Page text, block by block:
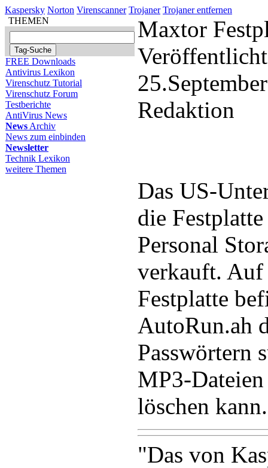
Kaspersky Norton Virenscanner Trojaner Trojaner entfernen
THEMEN
FREE Downloads
Antivirus Lexikon
Virenschutz Tutorial
Virenschutz Forum
Testberichte
AntiVirus News
News Archiv
News zum einbinden
Newsletter
Technik Lexikon
weitere Themen
Maxtor
Redaktion
Das US-
die
Personal
verkauft. Auf
Festplatte
AutoRun.ah
Passwörtern
MP3-
löschen kann.
"Das von